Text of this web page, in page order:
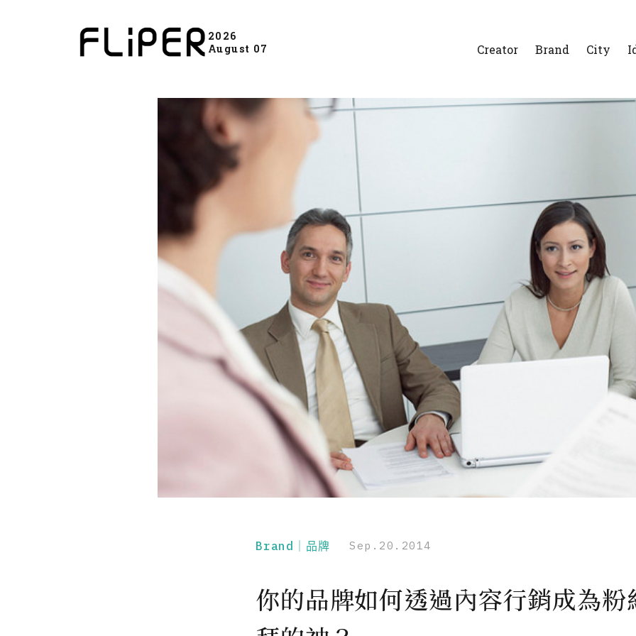
2026
August 07
Creator Brand City
Brand｜品牌 Sep.20.2014
你的品牌如何透過內容行銷成為粉